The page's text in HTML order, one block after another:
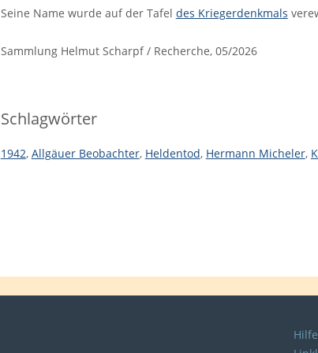
Seine Name wurde auf der Tafel des Kriegerdenkmals
Sammlung Helmut Scharpf / Recherche, 05/2026
Schlagwörter
1942, Allgäuer Beobachter, Heldentod, Hermann Micheler,